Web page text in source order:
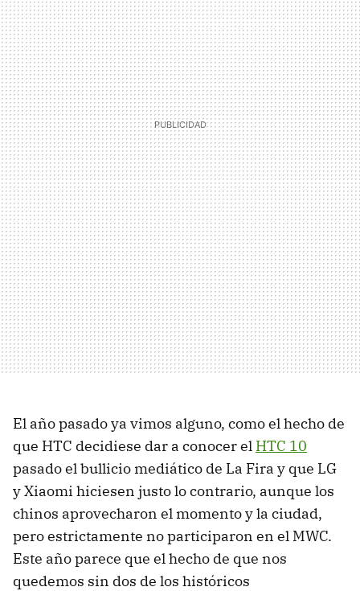
El año pasado ya vimos alguno, como el hecho de
que HTC decidiese dar a conocer el HTC 10
pasado el bullicio mediático de La Fira y que LG
y Xiaomi hiciesen justo lo contrario, aunque los
chinos aprovecharon el momento y la ciudad,
pero estrictamente no participaron en el MWC.
Este año parece que el hecho de que nos
quedemos sin dos de los históricos